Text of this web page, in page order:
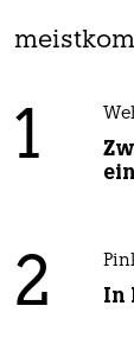
1
2 In